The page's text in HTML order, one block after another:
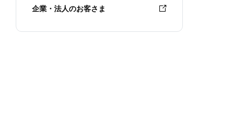
企業・法人のお客さま